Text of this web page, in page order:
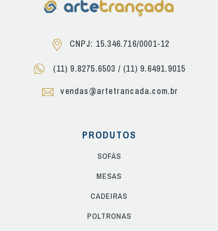
CNPJ: 15.346.716/0001-12
(11) 9.8275.6503 / (11) 9.6491.9015
vendas@artetrancada.com.br
PRODUTOS
SOFÁS
MESAS
CADEIRAS
POLTRONAS